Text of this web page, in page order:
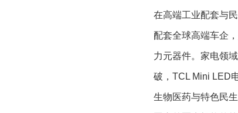
在高端工业配套与
配套全球高端车企
力元器件。家电领
破，TCL Mini LED
生物医药与特色民